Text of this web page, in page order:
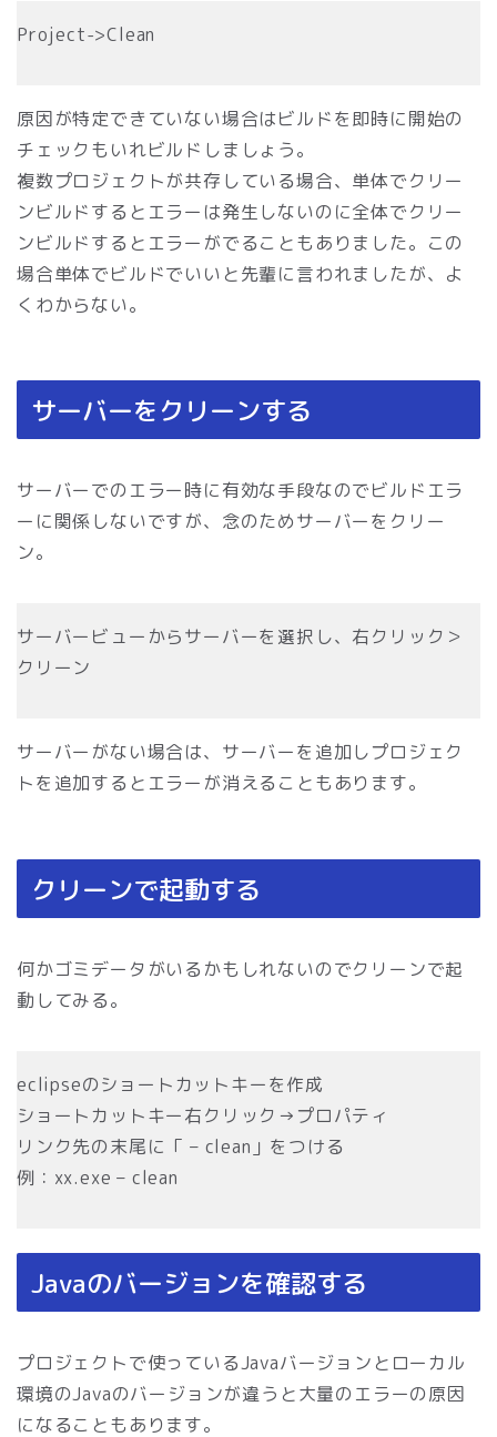
Project->Clean
原因が特定できていない場合はビルドを即時に開始の
チェックもいれビルドしましょう。
複数プロジェクトが共存している場合、単体でクリー
ンビルドするとエラーは発生しないのに全体でクリー
ンビルドするとエラーがでることもありました。この
場合単体でビルドでいいと先輩に言われましたが、よ
くわからない。
サーバーをクリーンする
サーバーでのエラー時に有効な手段なのでビルドエラ
ーに関係しないですが、念のためサーバーをクリー
ン。
サーバービューからサーバーを選択し、右クリック＞
クリーン
サーバーがない場合は、サーバーを追加しプロジェク
トを追加するとエラーが消えることもあります。
クリーンで起動する
何かゴミデータがいるかもしれないのでクリーンで起
動してみる。
eclipseのショートカットキーを作成
ショートカットキー右クリック→プロパティ
リンク先の末尾に「 – clean」をつける
例：xx.exe – clean
Javaのバージョンを確認する
プロジェクトで使っているJavaバージョンとローカル
環境のJavaのバージョンが違うと大量のエラーの原因
になることもあります。